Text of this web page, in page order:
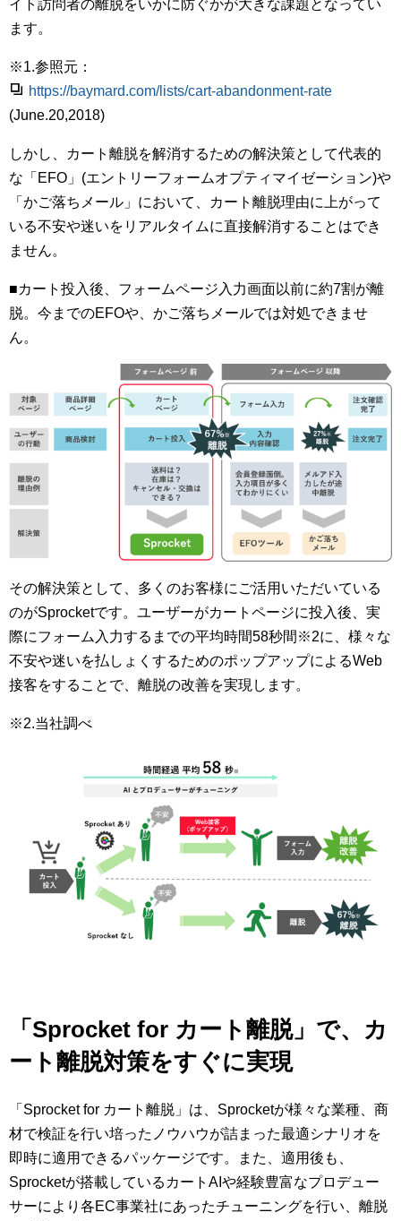
イト訪問者の離脱をいかに防ぐかが大きな課題となってい
ます。
※1.参照元：
https://baymard.com/lists/cart-abandonment-rate
(June.20,2018)
しかし、カート離脱を解消するための解決策として代表的
な「EFO」(エントリーフォームオプティマイゼーション)や
「かご落ちメール」において、カート離脱理由に上がって
いる不安や迷いをリアルタイムに直接解消することはでき
ません。
■カート投入後、フォームページ入力画面以前に約7割が離
脱。今までのEFOや、かご落ちメールでは対処できませ
ん。
その解決策として、多くのお客様にご活用いただいている
のがSprocketです。ユーザーがカートページに投入後、実
際にフォーム入力するまでの平均時間58秒間※2に、様々な
不安や迷いを払しょくするためのポップアップによるWeb
接客をすることで、離脱の改善を実現します。
※2.当社調べ
「Sprocket for カート離脱」で、カ
ート離脱対策をすぐに実現
「Sprocket for カート離脱」は、Sprocketが様々な業種、商
材で検証を行い培ったノウハウが詰まった最適シナリオを
即時に適用できるパッケージです。また、適用後も、
Sprocketが搭載しているカートAIや経験豊富なプロデュー
サーにより各EC事業社にあったチューニングを行い、離脱